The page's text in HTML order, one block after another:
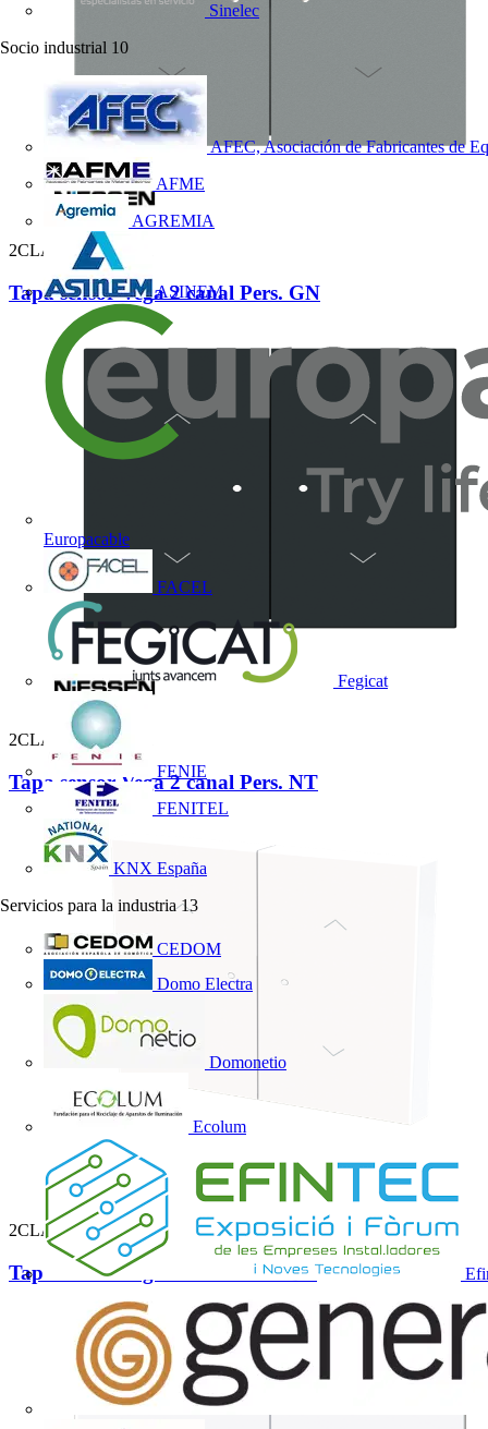
Sinelec
Socio industrial 10
AFEC, Asociación de Fabricantes de
AFME
AGREMIA
ASINEM
Europacable
FACEL
Fegicat
FENIE
FENITEL
KNX España
Servicios para la industria 13
CEDOM
Domo Electra
Domonetio
Ecolum
2CLA882643A1601
Tapa sensor Vega 2 canal Pers. GN
2CLA882643A1501
Tapa sensor Vega 2 canal Pers. NT
2CLA882643A1101
Tapa sensor Vega 2 canal Pers. BL